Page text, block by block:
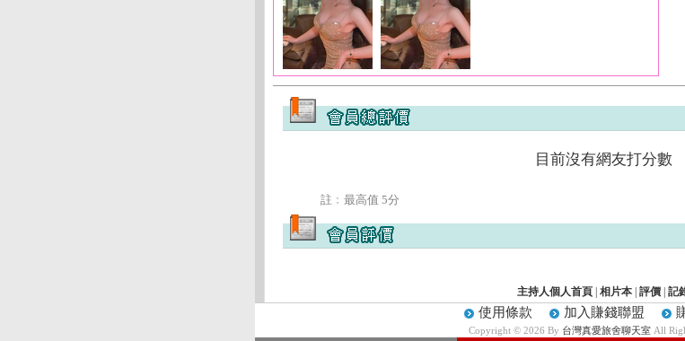
目前沒有網友打分數
註﹕最高值 5分
主持人個人首頁 相片本 評價 記
使用條款 加入賺錢聯盟
Copyright © 2026 By 台灣真愛旅舍聊天室 All